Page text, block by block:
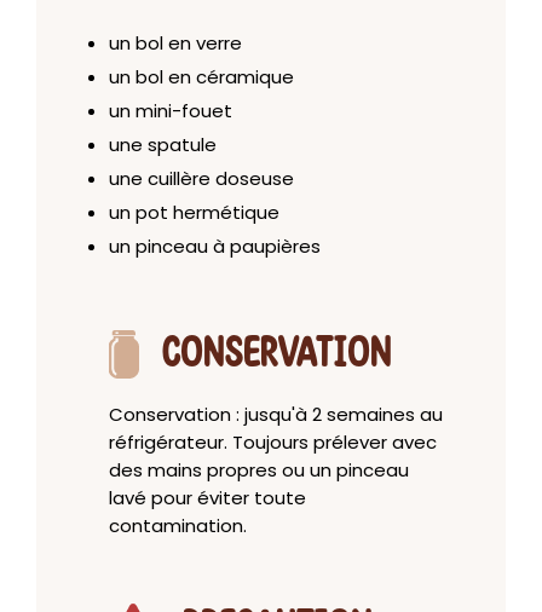
un bol en verre
un bol en céramique
un mini-fouet
une spatule
une cuillère doseuse
un pot hermétique
un pinceau à paupières
CONSERVATION
Conservation : jusqu'à 2 semaines au
réfrigérateur. Toujours prélever avec
des mains propres ou un pinceau
lavé pour éviter toute
contamination.